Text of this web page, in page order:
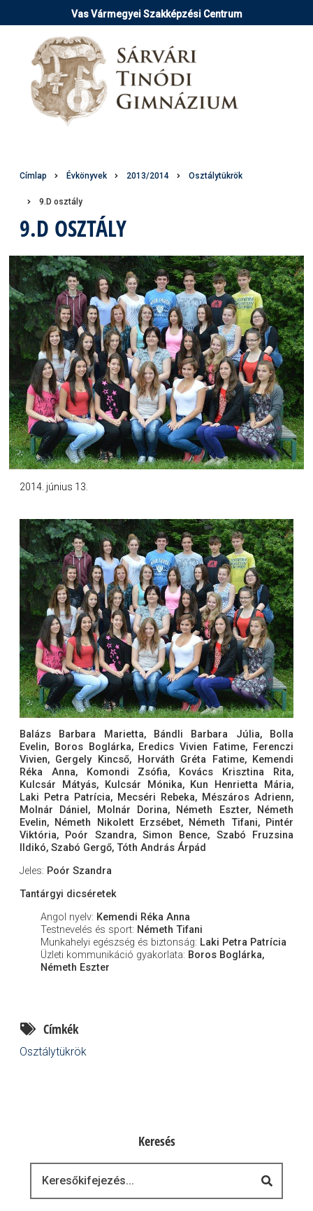
a
tartalomra
Vas Vármegyei Szakképzési Centrum
Morzsa
Címlap Évkönyvek 2013/2014 Osztálytükrök
9.D osztály
9.D OSZTÁLY
Balázs Barbara Marietta, Bándli Barbara Júlia, Bolla
Evelin, Boros Boglárka, Eredics Vivien Fatime, Ferenczi
Vivien, Gergely Kincső, Horváth Gréta Fatime, Kemendi
Réka Anna, Komondi Zsófia, Kovács Krisztina Rita,
Kulcsár Mátyás, Kulcsár Mónika, Kun Henrietta Mária,
Laki Petra Patrícia, Mecséri Rebeka, Mészáros Adrienn,
Molnár Dániel, Molnár Dorina, Németh Eszter, Németh
Evelin, Németh Nikolett Erzsébet, Németh Tifani, Pintér
Viktória, Poór Szandra, Simon Bence, Szabó Fruzsina
Ildikó, Szabó Gergő, Tóth András Árpád
Jeles: Poór Szandra
Tantárgyi dicséretek
Angol nyelv: Kemendi Réka Anna
Testnevelés és sport: Németh Tifani
Munkahelyi egészség és biztonság: Laki Petra Patrícia
Üzleti kommunikáció gyakorlata: Boros Boglárka,
Németh Eszter
Címkék
Osztálytükrök
2014. június 13.
Keresés